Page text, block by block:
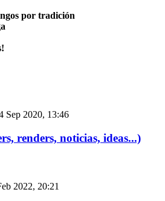
por tradición
Sep 2020, 13:46
renders, noticias, ideas...)
2022, 20:21